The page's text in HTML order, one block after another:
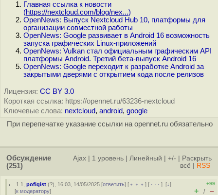
Главная ссылка к новости
(https://nextcloud.com/blog/nex...)
OpenNews: Выпуск Nextcloud Hub 10, платформы для
организации совместной работы
OpenNews: Google развивает в Android 16 возможность
запуска графических Linux-приложений
OpenNews: Vulkan стал официальным графическим API
платформы Android. Третий бета-выпуск Android 16
OpenNews: Google переходит к разработке Android за
закрытыми дверями с открытием кода после релизов
Лицензия: CC BY 3.0
Короткая ссылка: https://opennet.ru/63236-nextcloud
Ключевые слова: nextcloud, android, google
При перепечатке указание ссылки на opennet.ru обязательно
Обсуждение
(251)
Ajax 1 уровень Линейный +/-
Раскрыть
всё
RSS
1.1 ,pofigist (?), 16:03, 14/05/2025 [ответить] [ ﹢﹢﹢] [ · · ·][↓]
[к модератору]
+99
+ / –